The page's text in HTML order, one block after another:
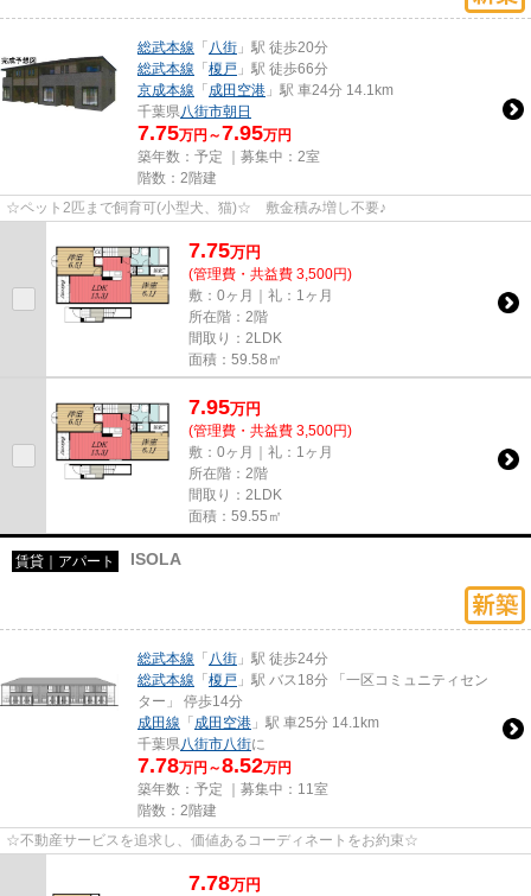
総武本線 「 八街 」駅 徒歩20分
総武本線 「榎戸 」駅 徒歩66分
京成本線 「成田空港 」駅 車24分 14.1km
千葉県 八街市朝日
7.75万円～7.95万円
築年数：予定 ｜募集中： 2室
階数：2階建
☆ペット2匹まで飼育可(小型犬、猫)☆ 敷金積み増し不要♪
7.75万円
(管理費・共益費 3,500円)
敷：0ヶ月｜礼：1ヶ月
所在階：2階
間取り：2LDK
面積：59.58㎡
7.95万円
(管理費・共益費 3,500円)
敷：0ヶ月｜礼：1ヶ月
所在階：2階
間取り：2LDK
面積：59.55㎡
賃貸｜アパート ISOLA
総武本線 「 八街 」駅 徒歩24分
総武本線 「榎戸 」駅 バス18分 「一区コミュニティセン
ター」 停歩14分
成田線 「成田空港 」駅 車25分 14.1km
千葉県 八街市八街に
7.78万円～8.52万円
築年数：予定 ｜募集中： 11室
階数：2階建
☆不動産サービスを追求し、価値あるコーディネートをお約束☆
7.78万円